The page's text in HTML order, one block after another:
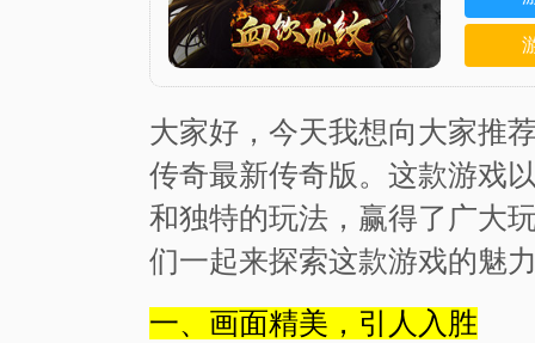
大家好，今天我想向大家推
传奇最新传奇版。这款游戏
和独特的玩法，赢得了广大
们一起来探索这款游戏的魅
一、画面精美，引人入胜